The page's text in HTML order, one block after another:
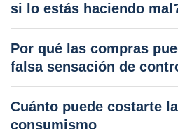
si lo estás haciendo
Por qué las compras
falsa sensación de
Cuánto puede costarte
consumismo